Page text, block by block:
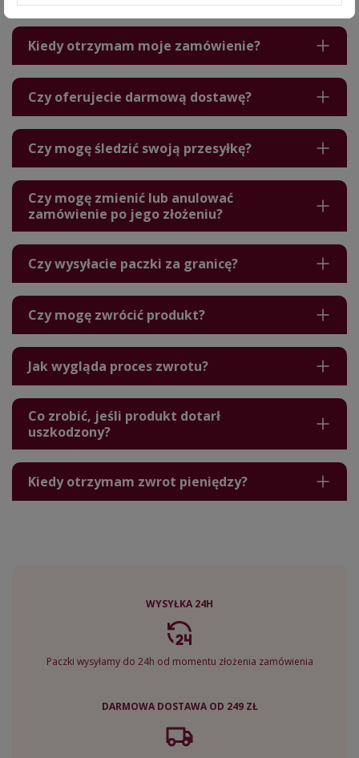
Kiedy otrzymam moje zamówienie?
Czy oferujecie darmową dostawę?
Czy mogę śledzić swoją przesyłkę?
Czy mogę zmienić lub anulować
zamówienie po jego złożeniu?
Czy wysyłacie paczki za granicę?
Czy mogę zwrócić produkt?
Jak wygląda proces zwrotu?
Co zrobić, jeśli produkt dotarł
uszkodzony?
Kiedy otrzymam zwrot pieniędzy?
WYSYŁKA 24H
Paczki wysyłamy do 24h od momentu złożenia zamówienia
DARMOWA DOSTAWA OD 249 ZŁ